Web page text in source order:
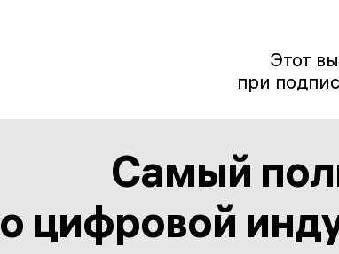
Этот
при
Самый
о цифровой